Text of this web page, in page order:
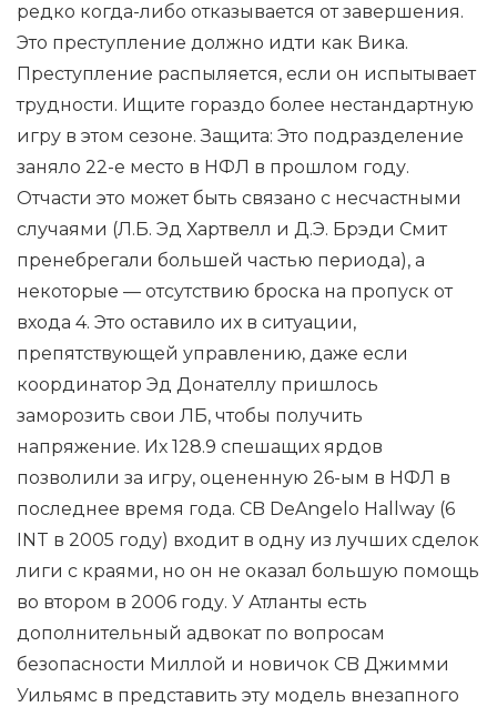
редко когда-либо отказывается от завершения.
Это преступление должно идти как Вика.
Преступление распыляется, если он испытывает
трудности. Ищите гораздо более нестандартную
игру в этом сезоне. Защита: Это подразделение
заняло 22-е место в НФЛ в прошлом году.
Отчасти это может быть связано с несчастными
случаями (Л.Б. Эд Хартвелл и Д.Э. Брэди Смит
пренебрегали большей частью периода), а
некоторые — отсутствию броска на пропуск от
входа 4. Это оставило их в ситуации,
препятствующей управлению, даже если
координатор Эд Донателлу пришлось
заморозить свои ЛБ, чтобы получить
напряжение. Их 128.9 спешащих ярдов
позволили за игру, оцененную 26-ым в НФЛ в
последнее время года. CB DeAngelo Hallway (6
INT в 2005 году) входит в одну из лучших сделок
лиги с краями, но он не оказал большую помощь
во втором в 2006 году. У Атланты есть
дополнительный адвокат по вопросам
безопасности Миллой и новичок CB Джимми
Уильямс в представить эту модель внезапного